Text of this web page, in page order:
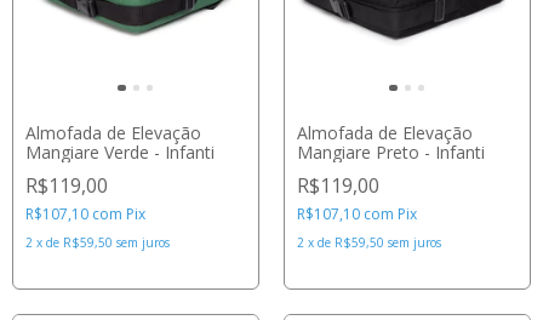
Almofada de Elevação
Mangiare Verde - Infanti
R$119,00
R$107,10 com Pix
2 x de R$59,50 sem juros
Almofada de Elevação
Mangiare Preto - Infanti
R$119,00
R$107,10 com Pix
2 x de R$59,50 sem juros